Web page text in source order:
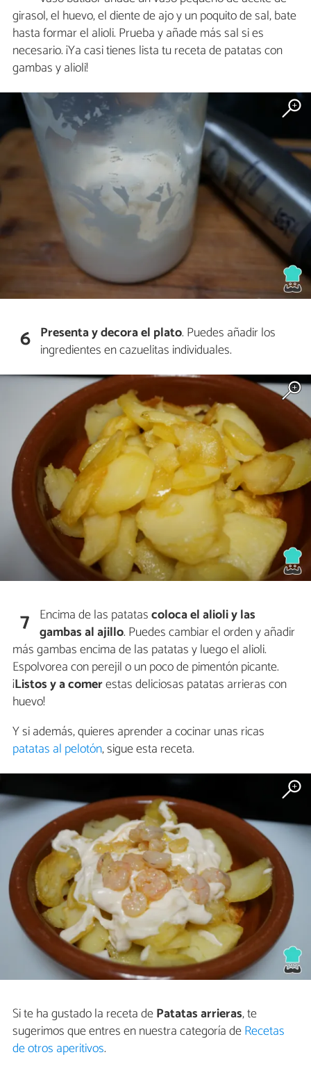
girasol, el huevo, el diente de ajo y un poquito de sal, bate
hasta formar el alioli. Prueba y añade más sal si es
necesario. ¡Ya casi tienes lista tu receta de patatas con
gambas y alioli!
6 Presenta y decora el plato. Puedes añadir los
ingredientes en cazuelitas individuales.
7 Encima de las patatascoloca el alioli y las
gambas al ajillo. Puedes cambiar el orden y añadir
más gambas encima de las patatas y luego el alioli.
Espolvorea con perejil o un poco de pimentón picante.
¡Listos y a comerestas deliciosas patatas arrieras con
huevo!
Y si además, quieres aprender a cocinar unas ricas
patatas al pelotón, sigue esta receta.
Si te ha gustado la receta dePatatas arrieras, te
sugerimos que entres en nuestra categoría deRecetas
de otros aperitivos.